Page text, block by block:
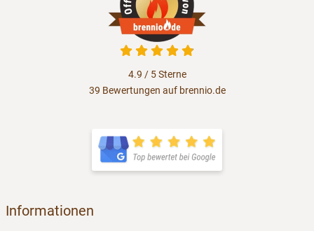
4.9 / 5Sterne
39 Bewertungen auf brennio.de
öffnet in neuem Fenster
Informationen